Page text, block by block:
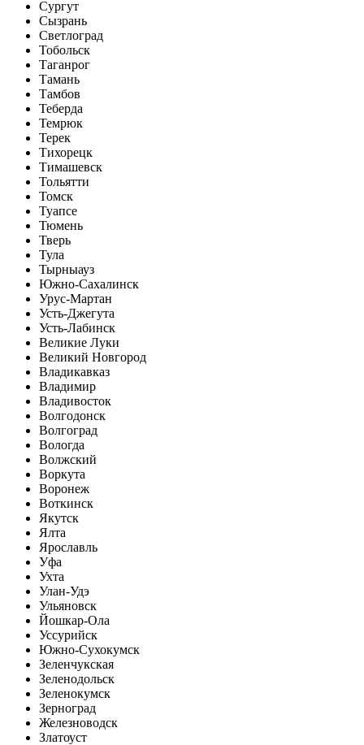
Сургут
Сызрань
Светлоград
Тобольск
Таганрог
Тамань
Тамбов
Теберда
Темрюк
Терек
Тихорецк
Тимашевск
Тольятти
Томск
Туапсе
Тюмень
Тверь
Тула
Тырныауз
Южно-Сахалинск
Урус-Мартан
Усть-Джегута
Усть-Лабинск
Великие Луки
Великий Новгород
Владикавказ
Владимир
Владивосток
Волгодонск
Волгоград
Вологда
Волжский
Воркута
Воронеж
Воткинск
Якутск
Ялта
Ярославль
Уфа
Ухта
Улан-Удэ
Ульяновск
Йошкар-Ола
Уссурийск
Южно-Сухокумск
Зеленчукская
Зеленодольск
Зеленокумск
Зерноград
Железноводск
Златоуст